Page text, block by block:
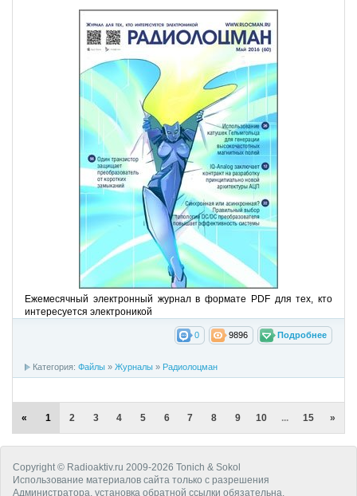
Ежемесячный электронный журнал в формате PDF для тех, кто
интересуется электроникой
Подробнее
9896
0
Категория: Файлы » Журналы » Радиолоцман
« 1 2 3 4 5 6 7 8 9 10 ... 15 »
Copyright © Radioaktiv.ru 2009-2026 Tonich & Sokol
Использование материалов сайта только с разрешения
Администратора, установка обратной ссылки обязательна.